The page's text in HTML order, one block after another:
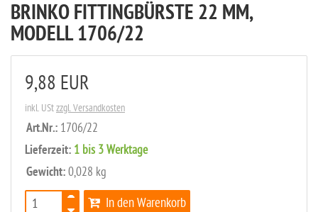
BRINKO FITTINGBÜRSTE 22 MM,
MODELL 1706/22
9,88 EUR
inkl. UStzzgl. Versandkosten
Art.Nr.: 1706/22
Lieferzeit: 1 bis 3 Werktage
Gewicht: 0,028 kg
In den Warenkorb